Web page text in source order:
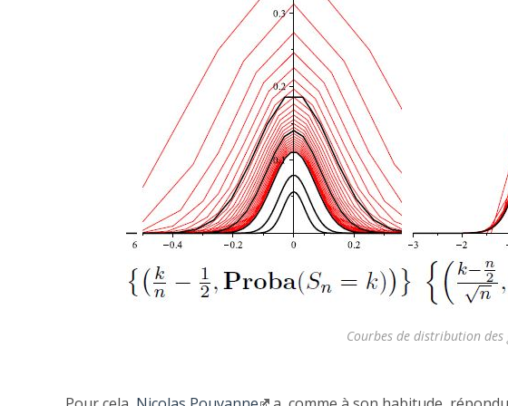
Courbes de distribution des